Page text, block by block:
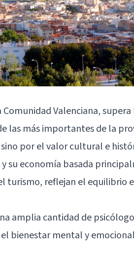
Valenciana, supera
las más importantes de la
por el valor cultural e
su economía basada
turismo, reflejan el equilibrio
amplia cantidad de
bienestar mental y